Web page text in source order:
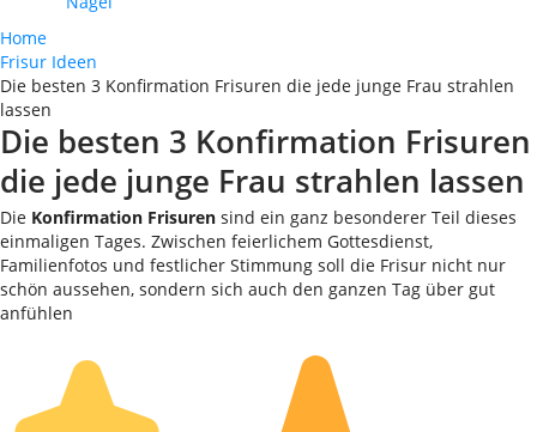
Home
Frisur Ideen
Die besten 3 Konfirmation Frisuren die jede junge Frau strahlen
lassen
Die besten 3 Konfirmation Frisuren
die jede junge Frau strahlen lassen
Die Konfirmation Frisuren sind ein ganz besonderer Teil dieses
einmaligen Tages. Zwischen feierlichem Gottesdienst,
Familienfotos und festlicher Stimmung soll die Frisur nicht nur
schön aussehen, sondern sich auch den ganzen Tag über gut
anfühlen